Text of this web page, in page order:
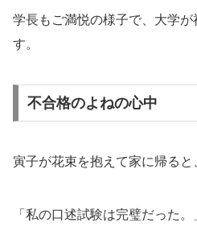
学長もご満悦の様子で、大学が
す。
不合格のよねの心中
寅子が花束を抱えて家に帰ると
「私の口述試験は完璧だった。